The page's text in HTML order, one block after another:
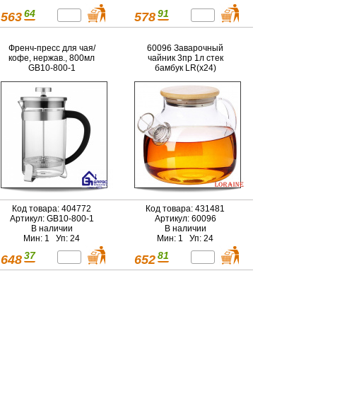
563 64 578 91
Френч-пресс для чая/
кофе, нержав., 800мл
GB10-800-1
Код товара: 404772
Артикул: GB10-800-1
В наличии
Мин: 1 Уп: 24
648 37
60096 Заварочный
чайник 3пр 1л стек
бамбук LR(х24)
Код товара: 431481
Артикул: 60096
В наличии
Мин: 1 Уп: 24
652 81